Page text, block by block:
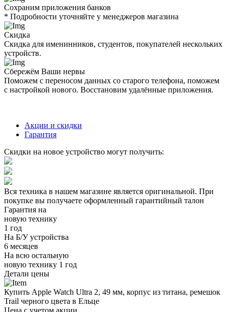
Сохраним приложения банков
* Подробности уточняйте у менеджеров магазина
Скидка
Скидка для именинников, студентов, покупателей нескольких
устройств.
Сбережём Ваши нервы
Поможем с переносом данных со старого телефона, поможем
с настройкой нового. Восстановим удалённые приложения.
Акции и скидки
Гарантия
Скидки на новое устройство могут получить:
Вся техника в нашем магазине является оригинальной. При
покупке вы получаете оформленный гарантийный талон
Гарантия на
новую технику
1 год
На Б/У устройства
6 месяцев
На всю остальную
новую технику 1 год
Детали цены
Купить Apple Watch Ultra 2, 49 мм, корпус из титана, ремешок
Trail черного цвета в Ельце
Цена с учетом акции